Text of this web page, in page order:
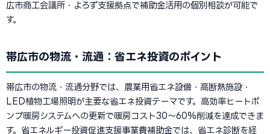
広市商工会議所・よろず支援拠点で補助金活用の個別相談が可能で
す。
帯広市の物流・流通：省エネ投資のポイント
帯広市の物流・流通分野では、農業用省エネ設備・高断熱施設・
LED植物工場照明が主要な省エネ投資テーマです。高効率ヒートポ
ンプ暖房システムへの更新で暖房コスト30〜60%削減を達成できま
す。省エネルギー投資促進支援事業費補助金では、省エネ診断を経